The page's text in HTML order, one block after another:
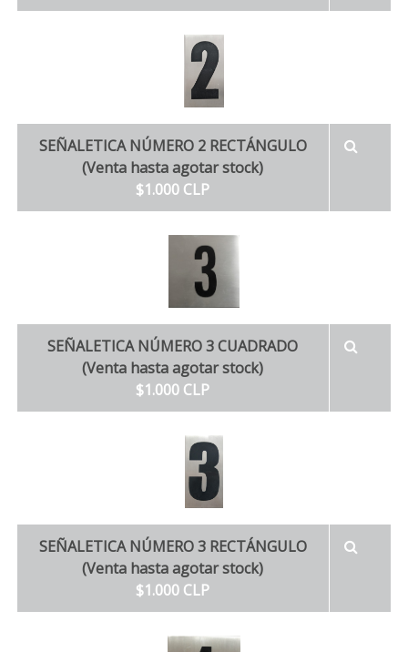
SEÑALETICA NÚMERO 2 RECTÁNGULO
(Venta hasta agotar stock)
$1.000 CLP
SEÑALETICA NÚMERO 3 CUADRADO
(Venta hasta agotar stock)
$1.000 CLP
SEÑALETICA NÚMERO 3 RECTÁNGULO
(Venta hasta agotar stock)
$1.000 CLP